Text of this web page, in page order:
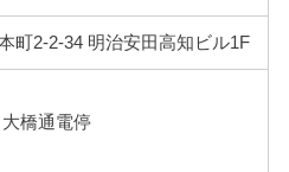
町2-2-34 明治安田高知ビル1F
橋通電停